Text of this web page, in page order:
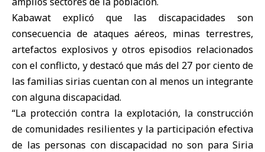
Kabawat explicó que las discapacidades son
consecuencia de ataques aéreos, minas terrestres,
artefactos explosivos y otros episodios relacionados
con el conflicto, y destacó que más del 27 por ciento de
las familias sirias cuentan con al menos un integrante
con alguna discapacidad.
“La protección contra la explotación, la construcción
de comunidades resilientes y la participación efectiva
de las personas con discapacidad no son para Siria